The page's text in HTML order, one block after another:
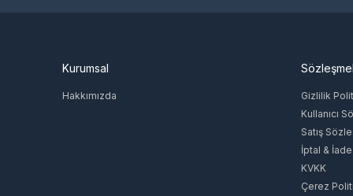
Jet Proxy
Kurumsal
Hakkımızda
Gizlilik
Kullanıcı
Satış
İptal & İade
KVKK
Çerez